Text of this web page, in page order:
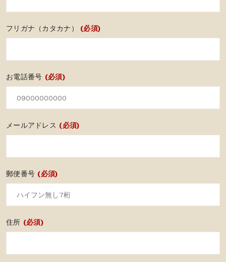
フリガナ（カタカナ） (必須)
お電話番号 (必須)
メールアドレス (必須)
郵便番号 (必須)
住所 (必須)